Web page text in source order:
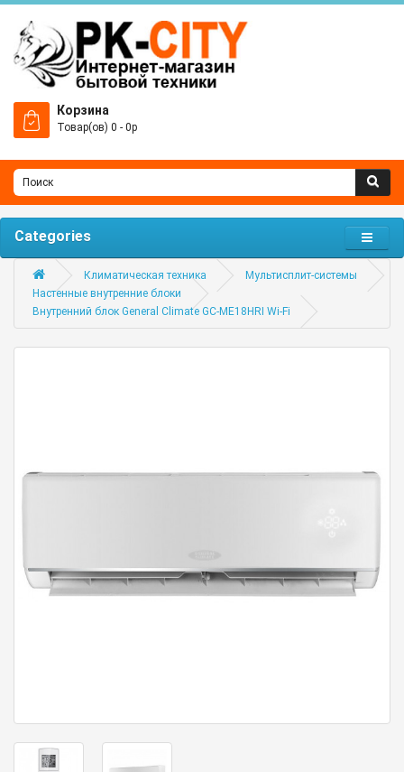
Корзина
Товар(ов) 0 - 0р
Categories
Климатическая техника
Мультисплит-системы
Настенные внутренние блоки
Внутренний блок General Climate GC-ME18HRI Wi-Fi